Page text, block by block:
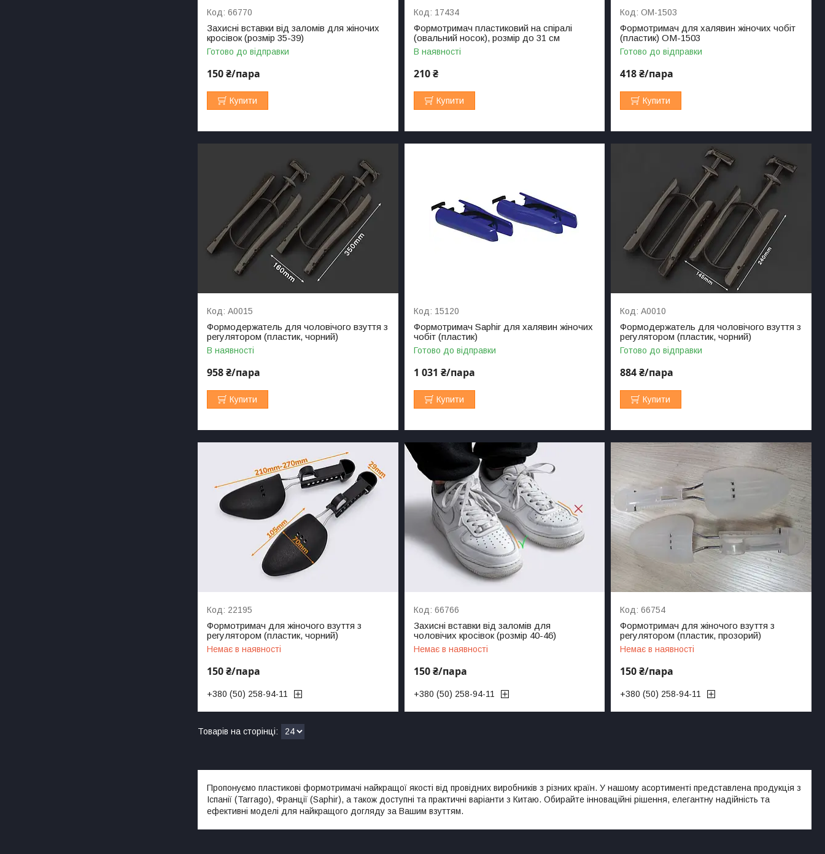
66770
Захисні вставки від заломів для жіночих
кросівок (розмір 35-39)
Готово до відправки
150 ₴/пара
Купити
17434
Формотримач пластиковий на спіралі
(овальний носок), розмір до 31 см
В наявності
210 ₴
Купити
ОМ-1503
Формотримач для халявин жіночих чобіт
(пластик) ОМ-1503
Готово до відправки
418 ₴/пара
Купити
А0015
Формодержатель для чоловічого взуття з
регулятором (пластик, чорний)
В наявності
958 ₴/пара
Купити
15120
Формотримач Saphir для халявин жіночих
чобіт (пластик)
Готово до відправки
1 031 ₴/пара
Купити
А0010
Формодержатель для чоловічого взуття з
регулятором (пластик, чорний)
Готово до відправки
884 ₴/пара
Купити
22195
Формотримач для жіночого взуття з
регулятором (пластик, чорний)
Немає в наявності
150 ₴/пара
+380 (50) 258-94-11
66766
Захисні вставки від заломів для
чоловічих кросівок (розмір 40-46)
Немає в наявності
150 ₴/пара
+380 (50) 258-94-11
66754
Формотримач для жіночого взуття з
регулятором (пластик, прозорий)
Немає в наявності
150 ₴/пара
+380 (50) 258-94-11
Пропонуємо пластикові формотримачі найкращої якості від провідних виробників з різних країн. У нашому асортименті представлена продукція з
Іспанії (Tarrago), Франції (Saphir), а також доступні та практичні варіанти з Китаю. Обирайте інноваційні рішення, елегантну надійність та
ефективні моделі для найкращого догляду за Вашим взуттям.